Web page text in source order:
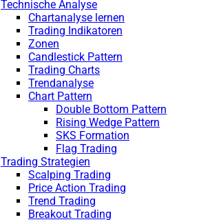
Technische Analyse
Chartanalyse lernen
Trading Indikatoren
Zonen
Candlestick Pattern
Trading Charts
Trendanalyse
Chart Pattern
Double Bottom Pattern
Rising Wedge Pattern
SKS Formation
Flag Trading
Trading Strategien
Scalping Trading
Price Action Trading
Trend Trading
Breakout Trading